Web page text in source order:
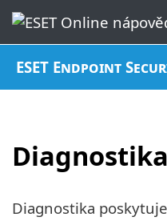
ESET Endpoint
Diagnostika
Diagnostika